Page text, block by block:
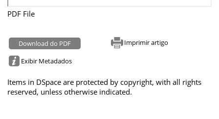
PDF File
Download do PDF Imprimir artigo
Exibir Metadados
Items in DSpace are protected by copyright, with all rights
reserved, unless otherwise indicated.